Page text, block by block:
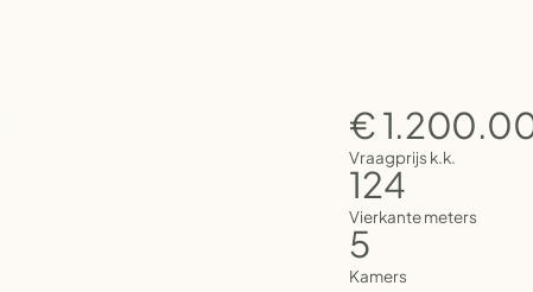
€
Vraagprijs k.k.
124
Vierkante meters
5
Kamers